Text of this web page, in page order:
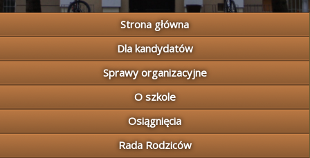
Strona główna
Dla kandydatów
Sprawy organizacyjne
O szkole
Osiągnięcia
Rada Rodziców